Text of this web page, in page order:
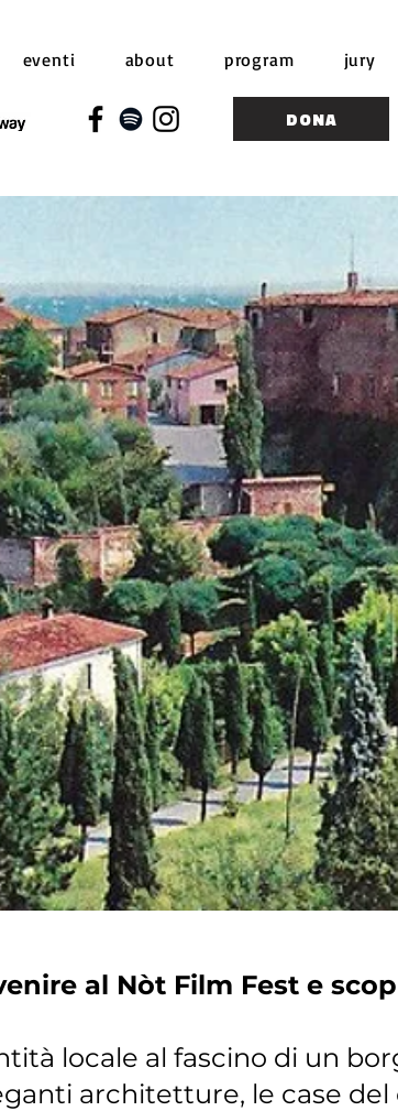
eventi about program jury
DONA
al Nòt Film Fest e
locale al fascino di un
architetture, le case